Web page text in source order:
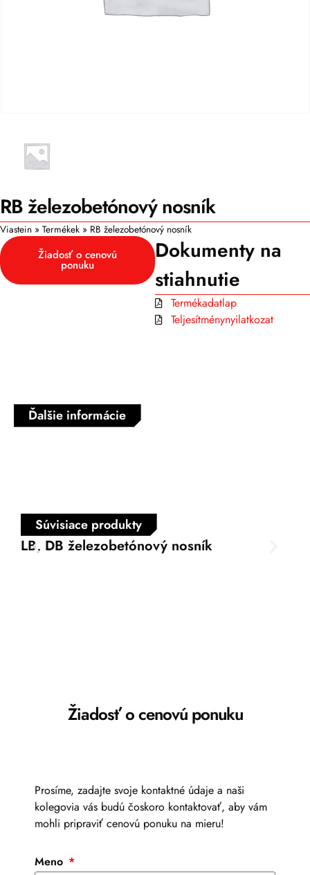
RB železobetónový nosník
Viastein » Termékek » RB železobetónový nosník
Žiadosť o cenovú
ponuku
Dokumenty na
stiahnutie
Termékadatlap
Teljesítménynyilatkozat
Ďalšie informácie
Súvisiace produkty
LB, DB železobetónový nosník
Žiadosť o cenovú ponuku
Prosíme, zadajte svoje kontaktné údaje a naši
kolegovia vás budú čoskoro kontaktovať, aby vám
mohli pripraviť cenovú ponuku na mieru!
Meno